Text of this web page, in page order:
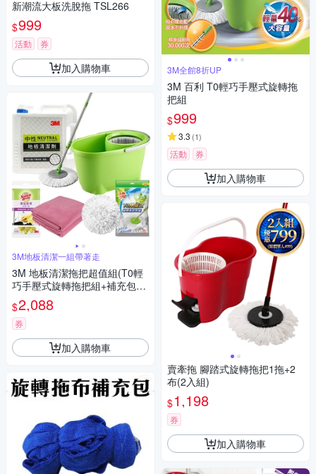
新潮流大板洗脫拖 TSL266
$999
活動 券
加入購物車
3M地板清潔一組帶著走
3M 地板清潔拖把超值組(T0輕
巧手壓式旋轉拖把組+補充包布
盤+中性地板清潔劑/1加侖)《送
3M 百利手套+2入去污擦拭布》
$2,088
券
加入購物車
3M全館8折UP
3M 百利 T0輕巧手壓式旋轉拖
把組
$999
3.3 (1)
活動 券
加入購物車
賣牽拖 腳踏式旋轉拖把1拖+2
布(2入組)
$1,198
券
加入購物車